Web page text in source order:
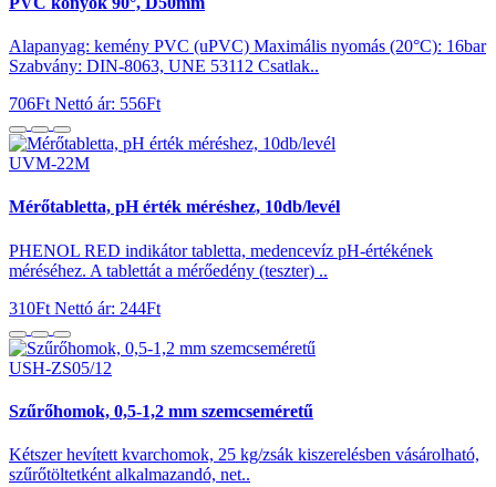
Alapanyag: kemény PVC (uPVC) Maximális nyomás (20°C): 16bar
Szabvány: DIN-8063, UNE 53112 Csatlak..
706Ft Nettó ár: 556Ft
UVM-22M
Mérőtabletta, pH érték méréshez, 10db/levél
PHENOL RED indikátor tabletta, medencevíz pH-értékének
méréséhez. A tablettát a mérőedény (teszter) ..
310Ft Nettó ár: 244Ft
USH-ZS05/12
Szűrőhomok, 0,5-1,2 mm szemcseméretű
Kétszer hevített kvarchomok, 25 kg/zsák kiszerelésben vásárolható,
szűrőtöltetként alkalmazandó, net..